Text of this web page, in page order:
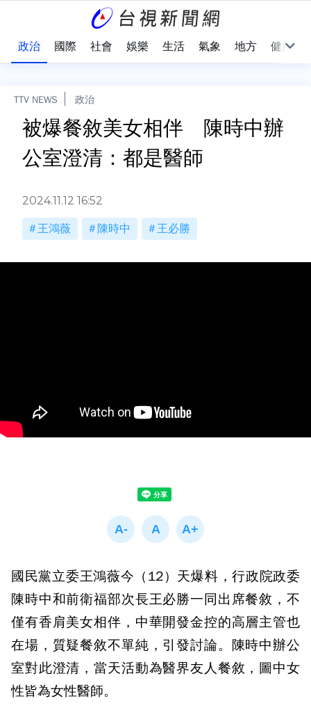
政治 國際 社會 娛樂 生活 氣象 地方 健康
TTV NEWS 政治
被爆餐敘美女相伴 陳時中辦
公室澄清：都是醫師
2024.11.12 16:52
王鴻薇 陳時中 王必勝
國民黨立委王鴻薇今（12）天爆料，行政院政委
陳時中和前衛福部次長王必勝一同出席餐敘，不
僅有香肩美女相伴，中華開發金控的高層主管也
在場，質疑餐敘不單純，引發討論。陳時中辦公
室對此澄清，當天活動為醫界友人餐敘，圖中女
性皆為女性醫師。